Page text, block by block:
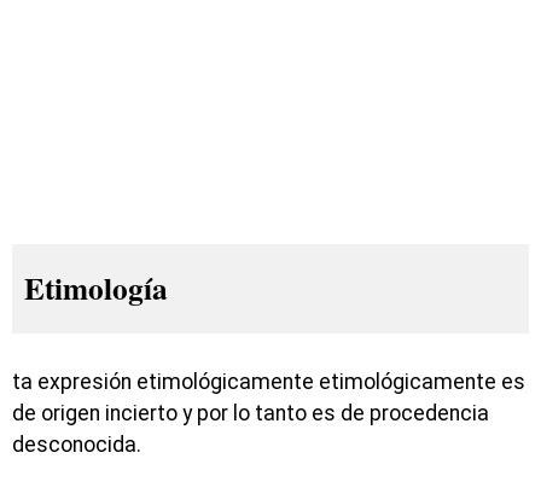
Etimología
ta expresión etimológicamente etimológicamente es
de origen incierto y por lo tanto es de procedencia
desconocida.